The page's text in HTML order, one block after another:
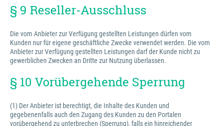
§ 9 Reseller-Ausschluss
Die vom Anbieter zur Verfügung gestellten Leistungen dürfen vom
Kunden nur für eigene geschäftliche Zwecke verwendet werden. Die vom
Anbieter zur Verfügung gestellten Leistungen darf der Kunde nicht zu
gewerblichen Zwecken an Dritte zur Nutzung überlassen.
§ 10 Vorübergehende Sperrung
(1) Der Anbieter ist berechtigt, die Inhalte des Kunden und
gegebenenfalls auch den Zugang des Kunden zu den Portalen
vorübergehend zu unterbrechen (Sperrung), falls ein hinreichender